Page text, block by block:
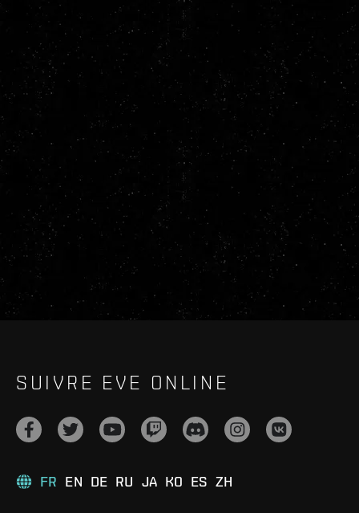
SUIVRE EVE ONLINE
FR EN DE RU JA KO ES ZH